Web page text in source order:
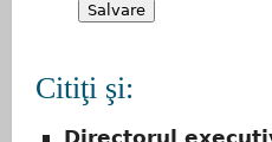
Citiţi şi: